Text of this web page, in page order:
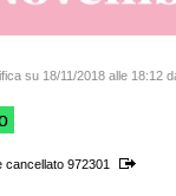
su 18/11/2018 alle 18:12
cancellato 972301